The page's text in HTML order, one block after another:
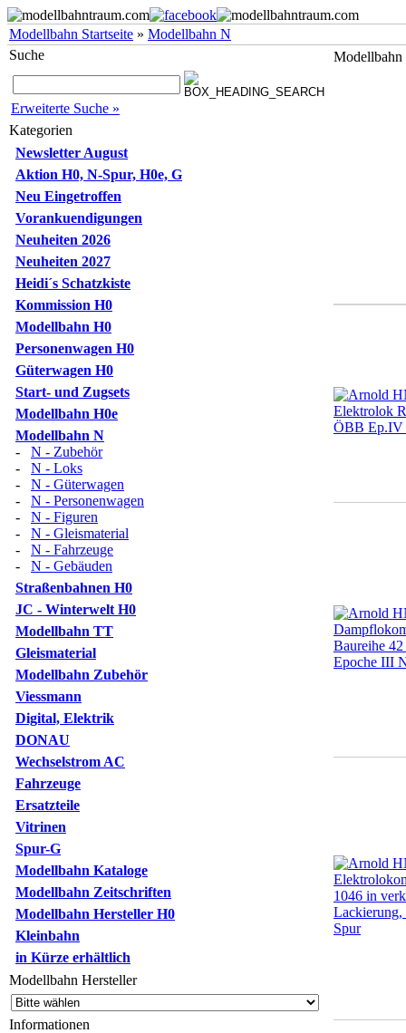
Modellbahn Startseite » Modellbahn N
Suche
Erweiterte Suche »
Kategorien
Newsletter August
Aktion H0, N-Spur, H0e, G
Neu Eingetroffen
Vorankuendigungen
Neuheiten 2026
Neuheiten 2027
Heidi´s Schatzkiste
Kommission H0
Modellbahn H0
Personenwagen H0
Güterwagen H0
Start- und Zugsets
Modellbahn H0e
Modellbahn N
- N - Zubehör
- N - Loks
- N - Güterwagen
- N - Personenwagen
- N - Figuren
- N - Gleismaterial
- N - Fahrzeuge
- N - Gebäuden
Straßenbahnen H0
JC - Winterwelt H0
Modellbahn TT
Gleismaterial
Modellbahn Zubehör
Viessmann
Digital, Elektrik
DONAU
Wechselstrom AC
Fahrzeuge
Ersatzteile
Vitrinen
Spur-G
Modellbahn Kataloge
Modellbahn Zeitschriften
Modellbahn Hersteller H0
Kleinbahn
in Kürze erhältlich
Modellbahn Hersteller
Informationen
Modellbahn